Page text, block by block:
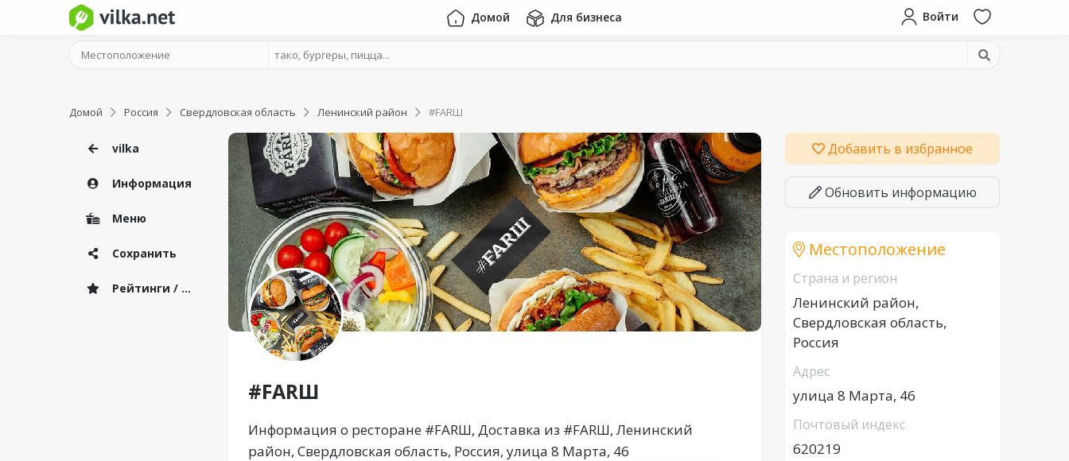
Домой Для бизнеса Войти
Домой Россия Свердловская область Ленинский район #FARШ
vilka
Информация
Меню
Сохранить
Рейтинги / Отзывы
#FARШ
Информация о ресторане #FARШ, Доставка из #FARШ, Ленинский
район, Свердловская область, Россия, улица 8 Марта, 46
Добавить в избранное
Обновить информацию
Местоположение
Страна и регион
Ленинский район,
Свердловская область,
Россия
Адрес
улица 8 Марта, 46
Почтовый индекс
620219